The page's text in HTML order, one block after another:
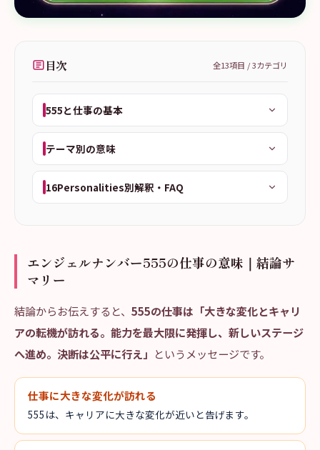
目次 全13項目 /3カテゴリ
555と仕事の基本
テーマ別の意味
16Personalities別解釈・FAQ
エンジェルナンバー555の仕事の意味｜結論サ
マリー
結論からお伝えすると、 555の仕事は「大きな変化とキャリ
アの転機が訪れる。能力を最大限に発揮し、新しいステージ
へ進め。決断は公平に行え」 というメッセージです。
仕事に大きな変化が訪れる
555は、キャリアに大きな変化が近いと告げます。